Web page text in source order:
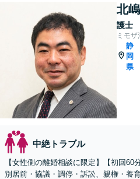
北
護士
ミモ
静
岡
県
中絶トラブル
【女性側の離婚相談に限定】【初回60
別居前・協議・調停・訴訟、親権・養